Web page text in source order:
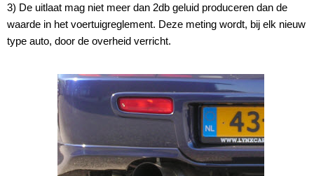
3) De uitlaat mag niet meer dan 2db geluid produceren dan de
waarde in het voertuigreglement. Deze meting wordt, bij elk nieuw
type auto, door de overheid verricht.